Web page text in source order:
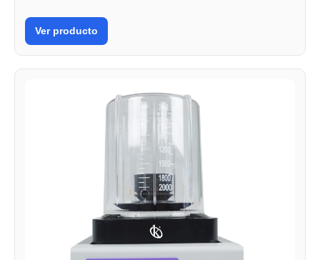
Ver producto